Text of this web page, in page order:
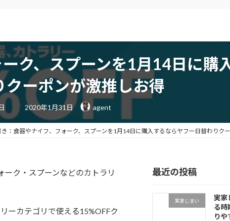
ク、スプーンを1月14日に購
クーポンが激推しお得
最
終
新
日
2020年1月31日 agent
：食器やナイフ、フォーク、スプーンを1月14日に購入するならヤフー日替わりク
ーク・スプーンなどのカトラリ
ーカテゴリで使える15%OFFク
最近の投稿
実家じまい
実家
る時
り